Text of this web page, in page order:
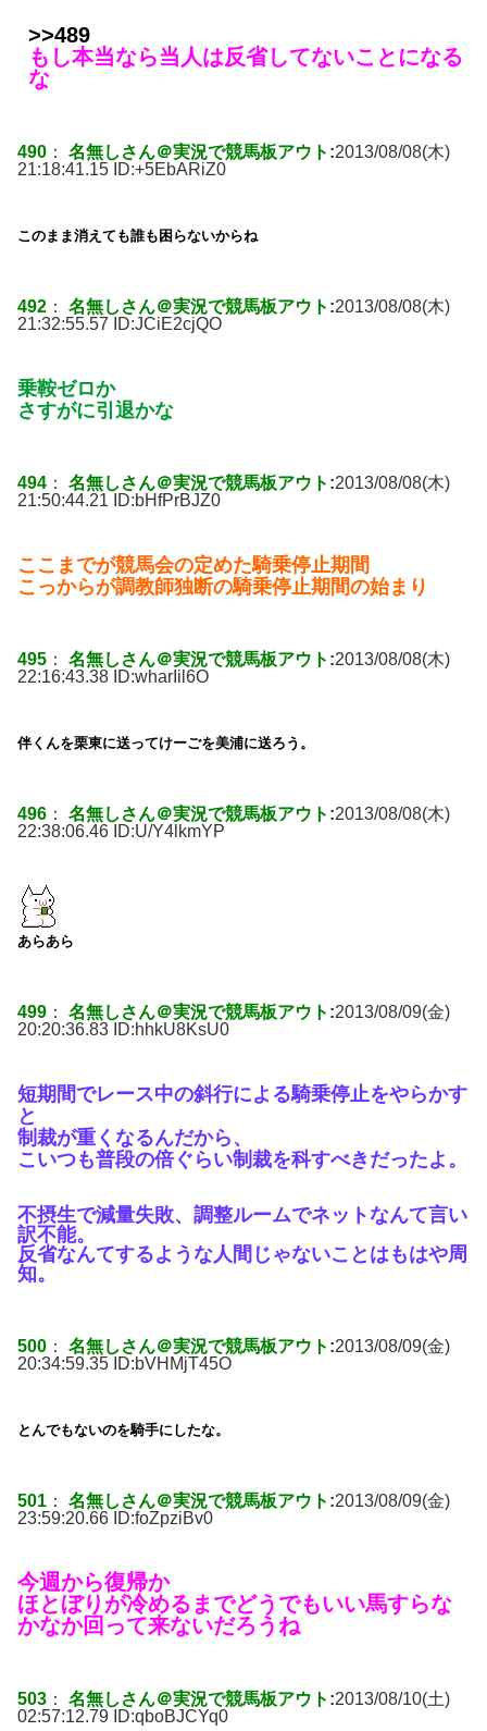
>>489
もし本当なら当人は反省してないことになる
な
490 ： 名無しさん＠実況で競馬板アウト :2013/08/08(木)
21:18:41.15 ID:+5EbARiZ0
このまま消えても誰も困らないからね
492 ： 名無しさん＠実況で競馬板アウト :2013/08/08(木)
21:32:55.57 ID:JCiE2cjQO
乗鞍ゼロか
さすがに引退かな
494 ： 名無しさん＠実況で競馬板アウト :2013/08/08(木)
21:50:44.21 ID:bHfPrBJZ0
ここまでが競馬会の定めた騎乗停止期間
こっからが調教師独断の騎乗停止期間の始まり
495 ： 名無しさん＠実況で競馬板アウト :2013/08/08(木)
22:16:43.38 ID:wharIil6O
伴くんを栗東に送ってけーごを美浦に送ろう。
496 ： 名無しさん＠実況で競馬板アウト :2013/08/08(木)
22:38:06.46 ID:U/Y4lkmYP
あらあら
499 ： 名無しさん＠実況で競馬板アウト :2013/08/09(金)
20:20:36.83 ID:hhkU8KsU0
短期間でレース中の斜行による騎乗停止をやらかす
と
制裁が重くなるんだから、
こいつも普段の倍ぐらい制裁を科すべきだったよ。
不摂生で減量失敗、調整ルームでネットなんて言い
訳不能。
反省なんてするような人間じゃないことはもはや周
知。
500 ： 名無しさん＠実況で競馬板アウト :2013/08/09(金)
20:34:59.35 ID:bVHMjT45O
とんでもないのを騎手にしたな。
501 ： 名無しさん＠実況で競馬板アウト :2013/08/09(金)
23:59:20.66 ID:foZpziBv0
今週から復帰か
ほとぼりが冷めるまでどうでもいい馬すらな
かなか回って来ないだろうね
503 ： 名無しさん＠実況で競馬板アウト :2013/08/10(土)
02:57:12.79 ID:qboBJCYq0